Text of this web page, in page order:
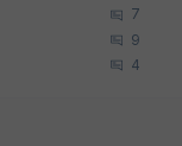
7
9
4